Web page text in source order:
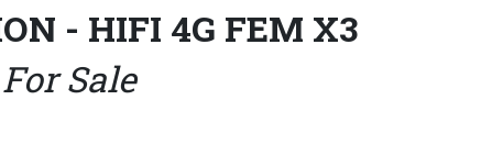
- HIFI 4G FEM X3
Sale